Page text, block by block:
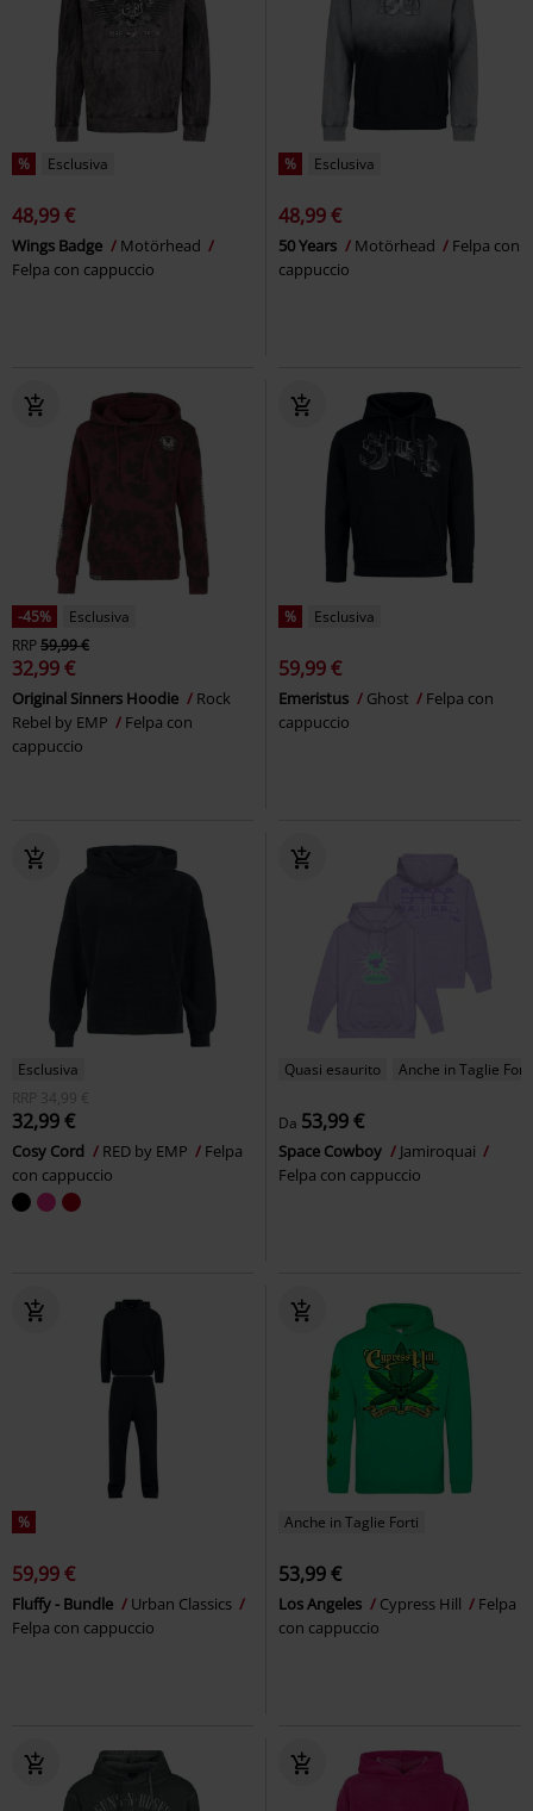
% Esclusiva
48,99 €
Wings Badge
Motörhead
Felpa con cappuccio
% Esclusiva
48,99 €
50 Years Motörhead
Felpa con
cappuccio
-45%
Esclusiva
RRP59,99 €
32,99 €
Original Sinners Hoodie
Rock
Rebel by EMP
Felpa con
cappuccio
% Esclusiva
59,99 €
Emeristus Ghost
Felpa con
cappuccio
Esclusiva
RRP
34,99 €
32,99 €
Cosy Cord RED by EMP
Felpa
con cappuccio
Quasi esaurito Anche in Taglie Forti
Da 53,99 €
Space Cowboy
Jamiroquai
Felpa con cappuccio
%
59,99 €
Fluffy - Bundle
Urban Classics
Felpa con cappuccio
Anche in Taglie Forti
53,99 €
Los Angeles Cypress Hill
Felpa
con cappuccio